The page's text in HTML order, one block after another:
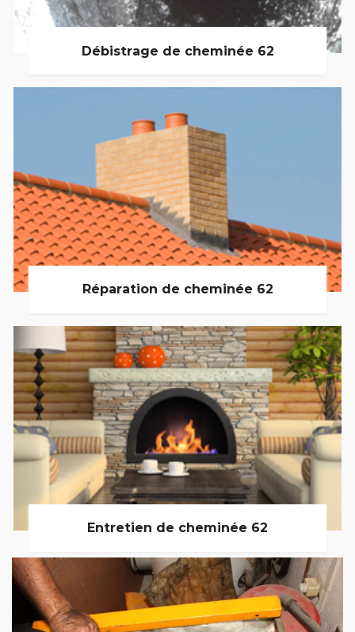
Débistrage de cheminée 62
Réparation de cheminée 62
Entretien de cheminée 62